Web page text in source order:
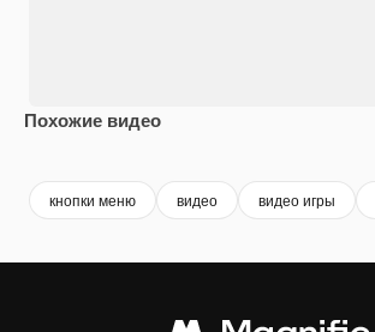
Похожие видео
кнопки меню видео видео игры